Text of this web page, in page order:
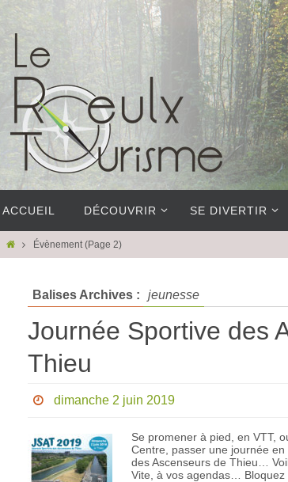
ACCUEIL DÉCOUVRIR SE DIVERTIR
Évènement(Page 2)
Balises Archives : jeunesse
Journée Sportive des
Thieu
dimanche 2 juin 2019
Se promener à pied, en VTT,
Centre, passer une journée
des Ascenseurs de Thieu…
Vite, à vos agendas… Bloquez